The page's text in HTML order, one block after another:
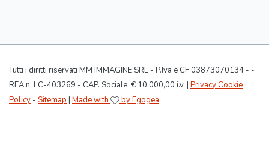
Tutti i diritti riservati MM IMMAGINE SRL - P.Iva e CF 03873070134 - -
REA n. LC-403269 - CAP. Sociale: € 10.000,00 i.v. | Privacy Cookie
Policy - Sitemap | Made with by Egogea